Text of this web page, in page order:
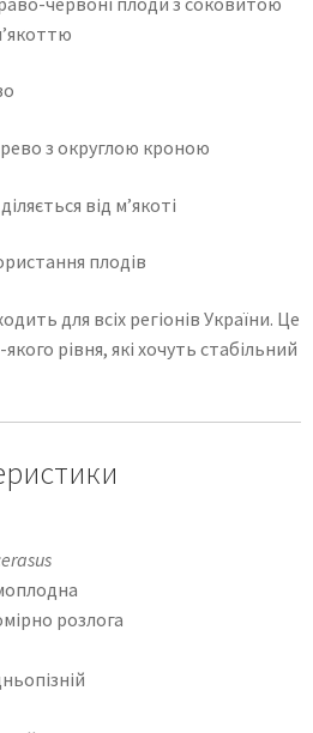
з округлою кроною
від м’якоті
плодів
для всіх регіонів України. Це
рівня, які хочуть стабільний
розлога